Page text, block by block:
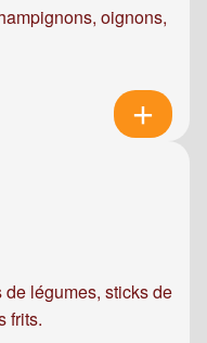
oignons,
légumes, sticks de
frits.